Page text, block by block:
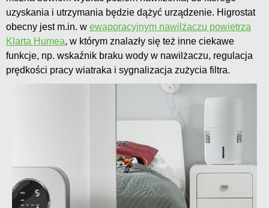
uzyskania i utrzymania będzie dążyć urządzenie. Higrostat
obecny jest m.in. w ewaporacyjnym nawilżaczu powietrza
Klarta Humea, w którym znalazły się też inne ciekawe
funkcje, np. wskaźnik braku wody w nawilżaczu, regulacja
prędkości pracy wiatraka i sygnalizacja zużycia filtra.